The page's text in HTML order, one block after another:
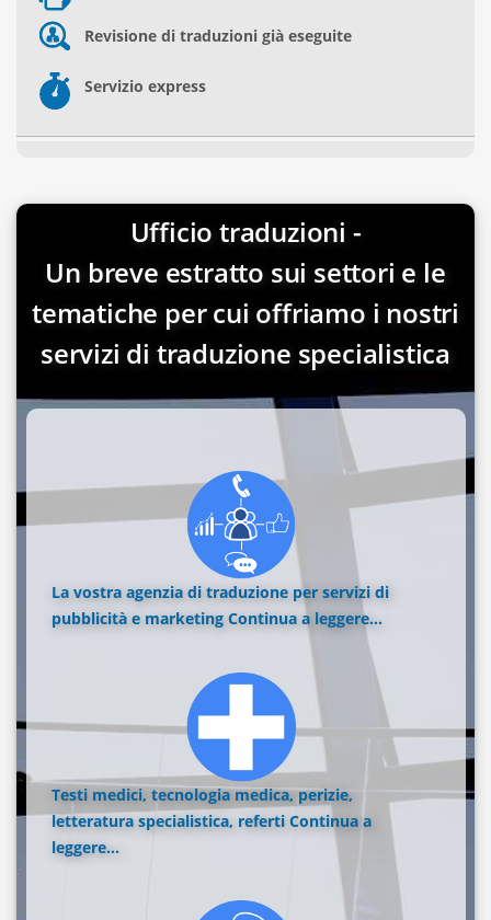
Revisione di traduzioni già eseguite
Servizio express
Ufficio traduzioni -
Un breve estratto sui settori e le
tematiche per cui offriamo i nostri
servizi di traduzione specialistica
La vostra agenzia di traduzione per servizi di
pubblicità e marketing Continua a leggere...
Testi medici, tecnologia medica, perizie,
letteratura specialistica, referti Continua a
leggere...